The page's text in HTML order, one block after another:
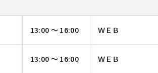
13:00 ～ 16:00 ＷＥＢ
13:00 ～ 16:00 ＷＥＢ